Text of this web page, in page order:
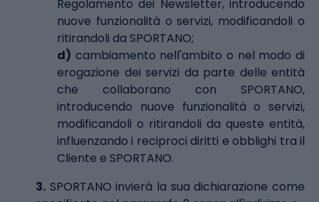
Regolamento dei Newsletter, introducendo
nuove funzionalità o servizi, modificandoli o
ritirandoli da SPORTANO;
d) cambiamento nell'ambito o nel modo di
erogazione dei servizi da parte delle entità
che collaborano con SPORTANO,
introducendo nuove funzionalità o servizi,
modificandoli o ritirandoli da queste entità,
influenzando i reciproci diritti e obblighi tra il
Cliente e SPORTANO.
3. SPORTANO invierà la sua dichiarazione come